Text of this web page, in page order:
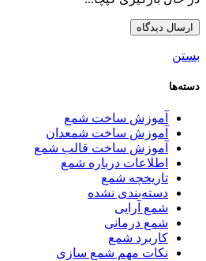
بستن
دسته‌ها
آموزش ساخت شمع
آموزش ساخت شمعدان
آموزش ساخت قالب شمع
اطلاعات درباره شمع
تاریخچه شمع
دسته‌بندی نشده
شمع آرایی
شمع درمانی
کاربرد شمع
نکات مهم شمع سازی